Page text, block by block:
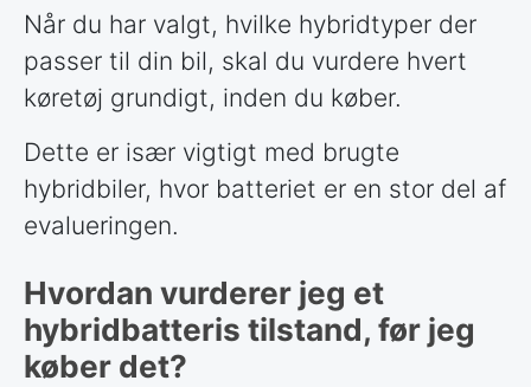
Når du har valgt, hvilke hybridtyper der
passer til din bil, skal du vurdere hvert
køretøj grundigt, inden du køber.
Dette er især vigtigt med brugte
hybridbiler, hvor batteriet er en stor del af
evalueringen.
Hvordan vurderer jeg et
hybridbatteris tilstand, før jeg
køber det?